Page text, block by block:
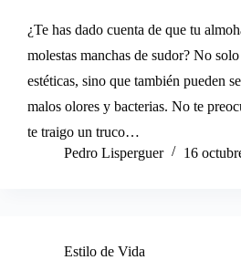
¿Te has dado cuenta de que tu
molestas manchas de sudor? No
estéticas, sino que también pueden
malos olores y bacterias. No te
te traigo un truco…
Pedro Lisperguer
16
Estilo de Vida